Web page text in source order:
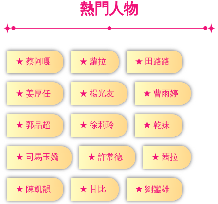
熱門人物
★ 蔡阿嘎 ★ 蘿拉 ★ 田路路
★ 姜厚任 ★ 楊光友 ★ 曹雨婷
★ 郭品超 ★ 徐莉玲 ★ 乾妹
★ 司馬玉嬌 ★ 許常德 ★ 茜拉
★ 陳凱韻 ★ 甘比 ★ 劉鑾雄